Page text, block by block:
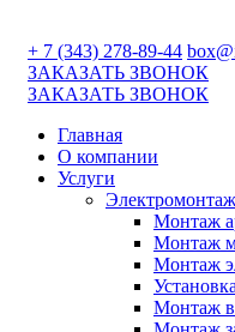
+ 7 (343) 278-89-44
ЗАКАЗАТЬ ЗВОНОК
ЗАКАЗАТЬ ЗВОНОК
Главная
О компании
Услуги
Монтаж
Монтаж
Монтаж
Монтаж